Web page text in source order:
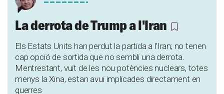
La derrota de Trump a l'Iran
Els Estats Units han perdut la partida a l'Iran; no tenen
cap opció de sortida que no sembli una derrota.
Mentrestant, vuit de les nou potències nuclears, totes
menys la Xina, estan avui implicades directament en
guerres